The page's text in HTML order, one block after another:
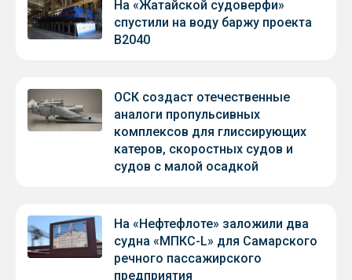
На «Жатайской судоверфи»
спустили на воду баржу проекта
В2040
ОСК создаст отечественные
аналоги пропульсивных
комплексов для глиссирующих
катеров, скоростных судов и
судов с малой осадкой
На «Нефтефлоте» заложили два
судна «МПКС-L» для Самарского
речного пассажирского
предприятия